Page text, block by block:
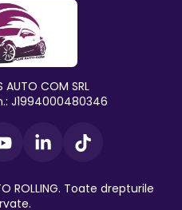
COM SRL
J1994000480346
ROLLING. Toate drepturile